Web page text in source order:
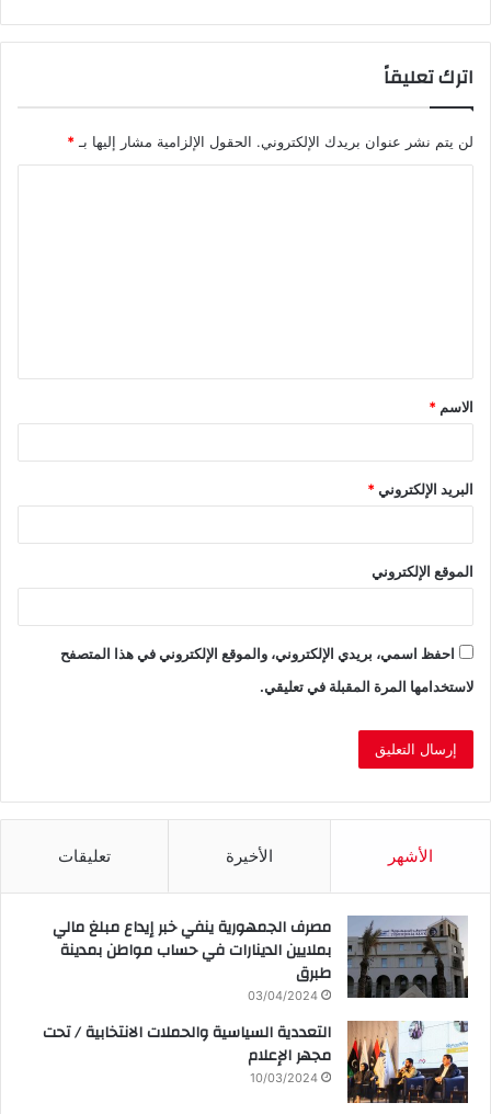
اترك تعليقاً
لن يتم نشر عنوان بريدك الإلكتروني. الحقول الإلزامية مشار إليها بـ *
ق
*
الاسم *
البريد الإلكتروني*
الموقع الإلكتروني
احفظ اسمي، بريدي الإلكتروني، والموقع الإلكتروني في هذا المتصفح
لاستخدامها المرة المقبلة في تعليقي.
الأشهر الأخيرة تعليقات
مصرف الجمهورية ينفي خبر إيداع مبلغ مالي
بملايين الدينارات في حساب مواطن بمدينة
طبرق
03/04/2024
التعددية السياسية والحملات الانتخابية / تحت
مجهر الإعلام
10/03/2024